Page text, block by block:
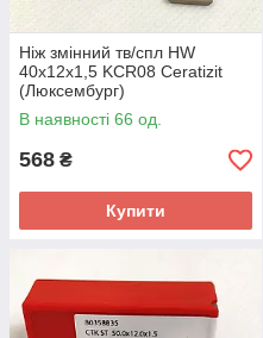
Ніж змінний тв/спл HW
40х12х1,5 KCR08 Ceratizit
(Люксембург)
В наявності 66 од.
568 ₴
Купити